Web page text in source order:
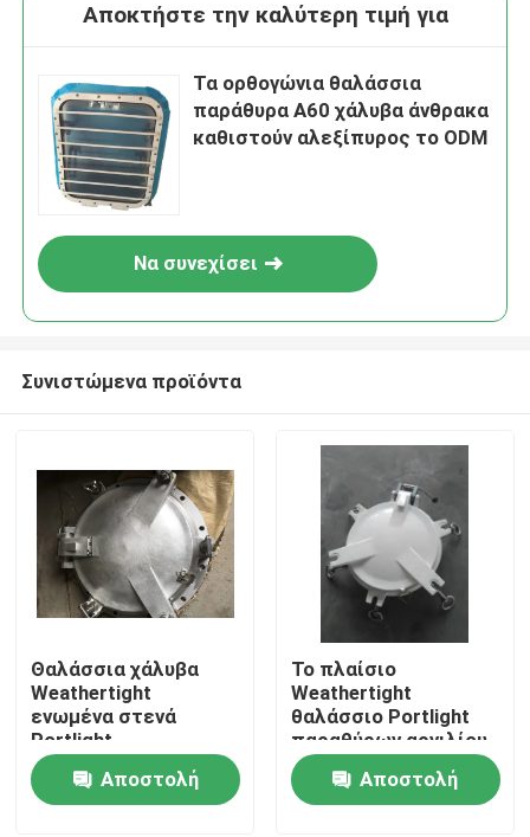
Αρχική Σελίδα
Προϊόντα
Αποκτήστε την καλύτερη τιμή για
Τα ορθογώνια θαλάσσια
παράθυρα A60 χάλυβα άνθρακα
καθιστούν αλεξίπυρος το ODM
Να συνεχίσει
Συνιστώμενα προϊόντα
Θαλάσσια χάλυβα
Weathertight
ενωμένα στενά
Portlight
δευτερεύοντα
φινιστρίνια σκαφών
τύπων θαλάσσια
Αποστολή
Το πλαίσιο
Weathertight
θαλάσσιο Portlight
παραθύρων αργιλίου,
στέλνει το
δευτερεύον
φινιστρίνι
Αποστολή